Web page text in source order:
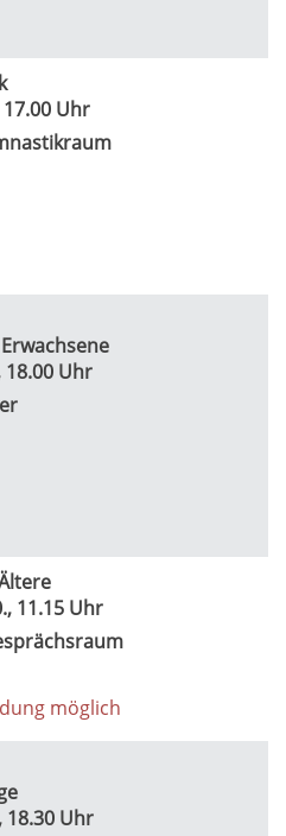
17.00 Uhr
18.00 Uhr
11.15 Uhr
möglich
18.30 Uhr